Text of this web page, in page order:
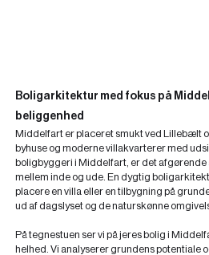
Boligarkitektur med fokus på
beliggenhed
Middelfart er placeret smukt ved Lillebælt
byhuse og moderne villakvarterer med
boligbyggeri i Middelfart, er det
mellem inde og ude. En dygtig
placere en villa eller en tilbygning på
ud af dagslyset og de naturskønne
På tegnestuen ser vi på jeres bolig i
helhed. Vi analyserer grundens potentiale